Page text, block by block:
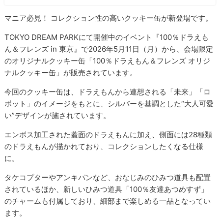
マニア必見！ コレクション性の高いクッキー缶が新登場です。
TOKYO DREAM PARKにて開催中のイベント『100％ドラえも
ん＆フレンズ in 東京』で2026年5月11日（月）から、会場限定
のオリジナルクッキー缶「100％ドラえもん＆フレンズ オリジ
ナルクッキー缶」が販売されています。
今回のクッキー缶は、ドラえもんから連想される「未来」「ロ
ボット」のイメージをもとに、シルバーを基調とした“大人可愛
い”デザインが施されています。
エンボス加工された蓋面のドラえもんに加え、側面には28種類
のドラえもんが描かれており、コレクションしたくなる仕様
に。
タケコプターやアンキパンなど、おなじみのひみつ道具も配置
されているほか、新しいひみつ道具「100％友達あつめすず」
のチャームも付属しており、細部まで楽しめる一品となってい
ます。